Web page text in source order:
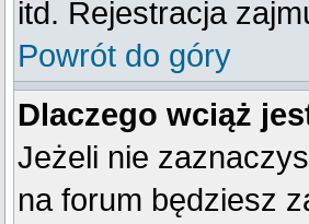
itd. Rejestracja
Powrót do góry
Dlaczego wciąż
Jeżeli nie
na forum będziesz